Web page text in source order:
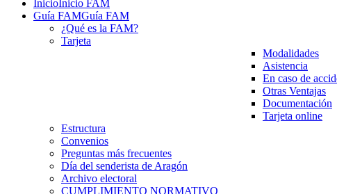
InicioInicio FAM
Guía FAMGuía FAM
¿Qué es la FAM?
Tarjeta
Modalidades
Asistencia
En caso de
Otras Ventajas
Documentación
Tarjeta online
Estructura
Convenios
Preguntas más frecuentes
Día del senderista de Aragón
Archivo electoral
CUMPLIMIENTO NORMATIVO